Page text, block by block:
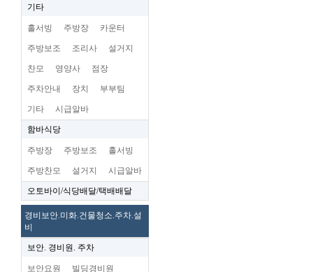
기타
홀서빙 주방장 카운터
주방보조 조리사 설거지
찬모 영양사 점장
주차안내 장치 부부팀
기타 시급알바
함바식당
주방장 주방보조 홀서빙
주방찬모 설거지 시급알바
오토바이/식당배달/택배배달
경비보안.미화.건물청소.주차.설
비
보안. 경비원. 주차
보안요원 빌딩경비원